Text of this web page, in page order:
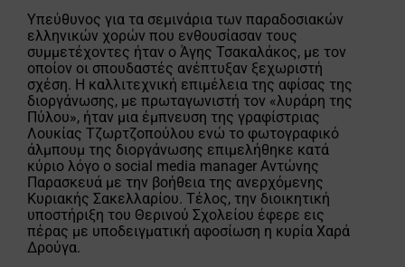
Υπεύθυνος για τα σεμινάρια των παραδοσιακών
ελληνικών χορών που ενθουσίασαν τους
συμμετέχοντες ήταν ο Άγης Τσακαλάκος, με τον
οποίον οι σπουδαστές ανέπτυξαν ξεχωριστή
σχέση. Η καλλιτεχνική επιμέλεια της αφίσας της
διοργάνωσης, με πρωταγωνιστή τον «λυράρη της
Πύλου», ήταν μια έμπνευση της γραφίστριας
Λουκίας Τζωρτζοπούλου ενώ το φωτογραφικό
άλμπουμ της διοργάνωσης επιμελήθηκε κατά
κύριο λόγο ο social media manager Αντώνης
Παρασκευά με την βοήθεια της ανερχόμενης
Κυριακής Σακελλαρίου. Τέλος, την διοικητική
υποστήριξη του Θερινού Σχολείου έφερε εις
πέρας με υποδειγματική αφοσίωση η κυρία Χαρά
Δρούγα.